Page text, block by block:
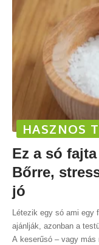
HASZNOS
Ez a só
Bőrre,
jó
Létezik egy só ami
ajánlják, azonban a
A keserűsó – vagy más